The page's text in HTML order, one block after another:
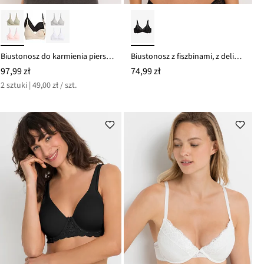
Biustonosz do karmienia piersią, bez fiszbinów, z bawełny organicznej (2 szt.)
97,99 zł
2 sztuki | 49,00 zł / szt.
Biustonosz z fiszbinami, z delikatnej koronki
74,99 zł